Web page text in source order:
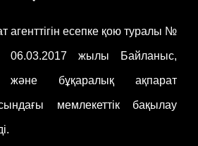
агенттігін есепке қою туралы №
06.03.2017 жылы Байланыс,
және бұқаралық ақпарат
мемлекеттік бақылау